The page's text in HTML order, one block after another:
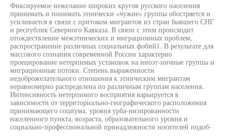
Фиксируемое нежелание широких кругов русского населения
принимать и понимать этнически «чужие» группы обостряется и
усиливается в связи с притоком мигрантов из стран бывшего СНГ
и республик Северного Кавказа. В связи с этим происходит
отождествление межэтнических и миграционных проблем,
распространение различных социальных фобий1. В результате для
массового сознания современной России характерно
проецирование нетерпимых установок на иноэт-ничные группы и
миграционные потоки. Степень выраженности
недоброжелательного отношения к этническим мигрантам
неравномерно распределена по различным группам населения.
Интенсивность нетерпимого восприятия варьируется в
зависимости от территориально-географического расположения
принимающего социума, уровня урба-низированности
населенного пункта, возраста, образовательного уровня и
социально-профессиональной принадлежности носителей подоб-